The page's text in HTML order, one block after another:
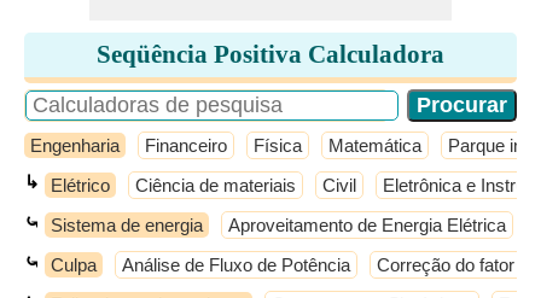
Seqüência Positiva Calculadora
Engenharia Financeiro Física Matemática Parque
↳ Elétrico Ciência de materiais Civil Eletrônica e
⤿ Sistema de energia Aproveitamento de Energia Elétrica
⤿ Culpa Análise de Fluxo de Potência Correção do fator